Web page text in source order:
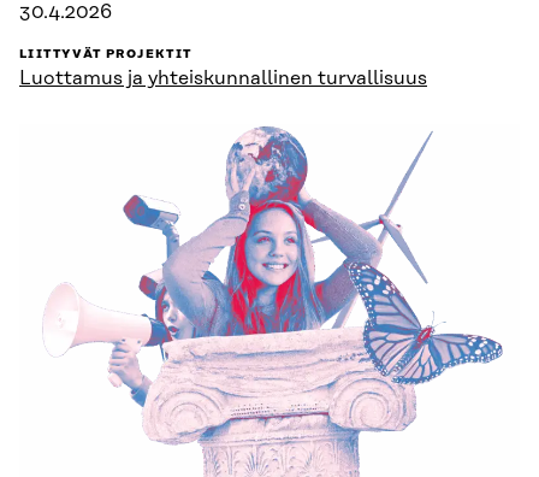
30.4.2026
LIITTYVÄT PROJEKTIT
Luottamus ja yhteiskunnallinen turvallisuus